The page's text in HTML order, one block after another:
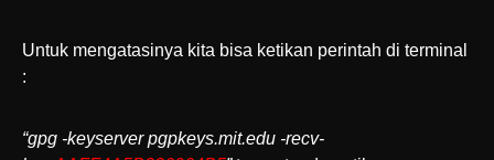
Untuk mengatasinya kita bisa ketikan perintah di terminal
:
“gpg -keyserver pgpkeys.mit.edu -recv-